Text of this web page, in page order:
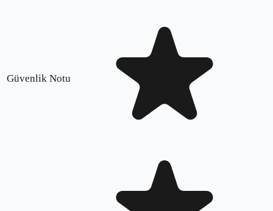
Güvenlik Notu